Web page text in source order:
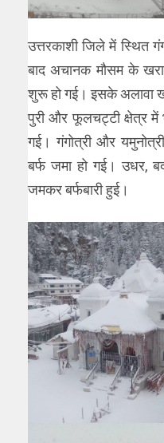
उत्तरकाशी जिले में स्थित
बाद अचानक मौसम के
शुरू हो गई। इसके अलावा
पुरी और फूलचट्टी क्षेत्र में
गई। गंगोत्री और
बर्फ जमा हो गई। उधर,
जमकर बर्फबारी हुई।